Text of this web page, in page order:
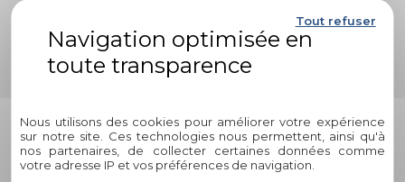
service de votre habitat.
3. Comment savoir quel type de
volets roulants est le plus adapté
Chez Circelli Habitat, notre équipe d'experts est là pour
vous guider dans le choix des volets roulants qui
correspondent parfaitement à vos attentes. Que vous
Nous utilisons des cookies pour améliorer votre expérience
sur notre site. Ces technologies nous permettent, ainsi qu'à
nos partenaires, de collecter certaines données comme
votre adresse IP et vos préférences de navigation.
Tout refuser